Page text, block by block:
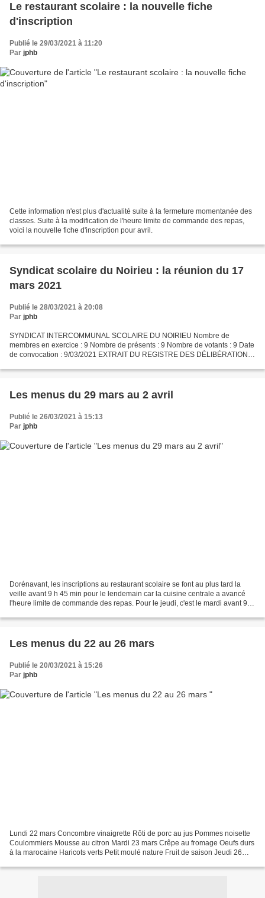
Le restaurant scolaire : la nouvelle fiche
d'inscription
Publié le 29/03/2021 à 11:20
Par jphb
Cette information n'est plus d'actualité suite à la fermeture momentanée des
classes. Suite à la modification de l'heure limite de commande des repas,
voici la nouvelle fiche d'inscription pour avril.
Syndicat scolaire du Noirieu : la réunion du 17
mars 2021
Publié le 28/03/2021 à 20:08
Par jphb
SYNDICAT INTERCOMMUNAL SCOLAIRE DU NOIRIEU Nombre de
membres en exercice : 9 Nombre de présents : 9 Nombre de votants : 9 Date
de convocation : 9/03/2021 EXTRAIT DU REGISTRE DES DÉLIBÉRATIONS
Les menus du 29 mars au 2 avril
Publié le 26/03/2021 à 15:13
Par jphb
Dorénavant, les inscriptions au restaurant scolaire se font au plus tard la
veille avant 9 h 45 min pour le lendemain car la cuisine centrale a avancé
l'heure limite de commande des repas. Pour le jeudi, c'est le mardi avant 9 h
Les menus du 22 au 26 mars
Publié le 20/03/2021 à 15:26
Par jphb
Lundi 22 mars Concombre vinaigrette Rôti de porc au jus Pommes noisette
Coulommiers Mousse au citron Mardi 23 mars Crêpe au fromage Oeufs durs
à la marocaine Haricots verts Petit moulé nature Fruit de saison Jeudi 26